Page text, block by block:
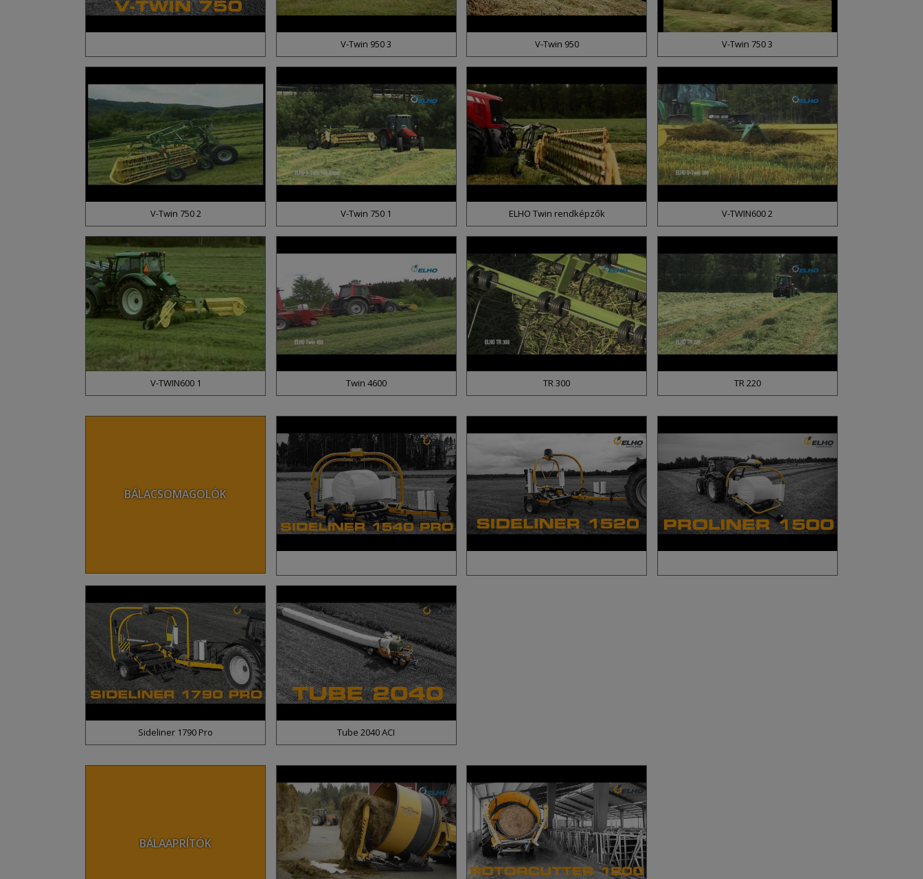
V-Twin 950 3 V-Twin 950 V-Twin 750 3
V-Twin 750 2 V-Twin 750 1 ELHO Twin rendképzők V-TWIN600 2
V-TWIN600 1 Twin 4600 TR 300 TR 220
BÁLACSOMAGOLÓK
Sideliner 1790 Pro Tube 2040 ACI
BÁLAAPRÍTÓK